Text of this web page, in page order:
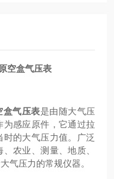
空盒气压表
盒气压表是由随大气压
感应原件，它通过拉
的大气压力值。
广泛
农业、测量、地质、
气压力的常规仪器。